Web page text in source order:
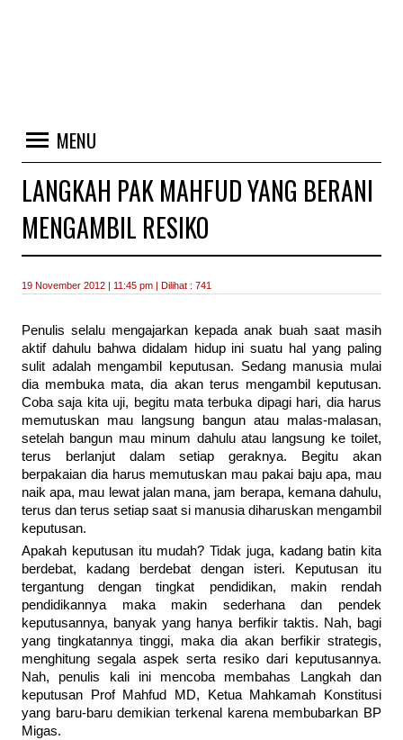
MENU
LANGKAH PAK MAHFUD YANG BERANI
MENGAMBIL RESIKO
19 November 2012 | 11:45 pm | Dilihat : 741
Penulis selalu mengajarkan kepada anak buah saat masih
aktif dahulu bahwa didalam hidup ini suatu hal yang paling
sulit adalah mengambil keputusan. Sedang manusia mulai
dia membuka mata, dia akan terus mengambil keputusan.
Coba saja kita uji, begitu mata terbuka dipagi hari, dia harus
memutuskan mau langsung bangun atau malas-malasan,
setelah bangun mau minum dahulu atau langsung ke toilet,
terus berlanjut dalam setiap geraknya. Begitu akan
berpakaian dia harus memutuskan mau pakai baju apa, mau
naik apa, mau lewat jalan mana, jam berapa, kemana dahulu,
terus dan terus setiap saat si manusia diharuskan mengambil
keputusan.
Apakah keputusan itu mudah? Tidak juga, kadang batin kita
berdebat, kadang berdebat dengan isteri. Keputusan itu
tergantung dengan tingkat pendidikan, makin rendah
pendidikannya maka makin sederhana dan pendek
keputusannya, banyak yang hanya berfikir taktis. Nah, bagi
yang tingkatannya tinggi, maka dia akan berfikir strategis,
menghitung segala aspek serta resiko dari keputusannya.
Nah, penulis kali ini mencoba membahas Langkah dan
keputusan Prof Mahfud MD, Ketua Mahkamah Konstitusi
yang baru-baru demikian terkenal karena membubarkan BP
Migas.